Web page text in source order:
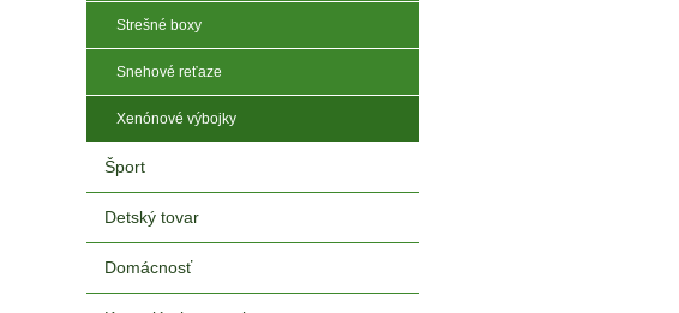
Strešné boxy
Snehové reťaze
Xenónové výbojky
Šport
Detský tovar
Domácnosť